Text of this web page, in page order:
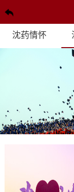
沈药情怀